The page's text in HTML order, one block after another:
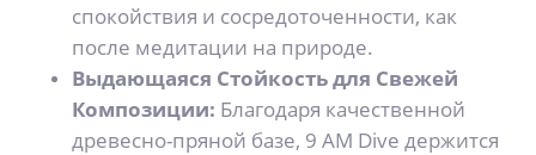
спокойствия и сосредоточенности, как
после медитации на природе.
Выдающаяся Стойкость для Свежей
Композиции: Благодаря качественной
древесно-пряной базе, 9 AM Dive держится